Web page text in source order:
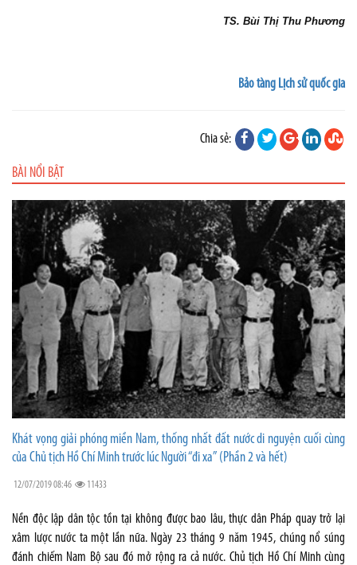
TS. Bùi Thị Thu Phương
Bảo tàng Lịch sử quốc gia
Chia sẻ:
BÀI NỔI BẬT
Khát vọng giải phóng miền Nam, thống nhất đất nước di nguyện cuối cùng
của Chủ tịch Hồ Chí Minh trước lúc Người “đi xa” (Phần 2 và hết)
12/07/2019 08:46 11433
Nền độc lập dân tộc tồn tại không được bao lâu, thực dân Pháp quay trở lại
xâm lược nước ta một lần nữa. Ngày 23 tháng 9 năm 1945, chúng nổ súng
đánh chiếm Nam Bộ sau đó mở rộng ra cả nước. Chủ tịch Hồ Chí Minh cùng